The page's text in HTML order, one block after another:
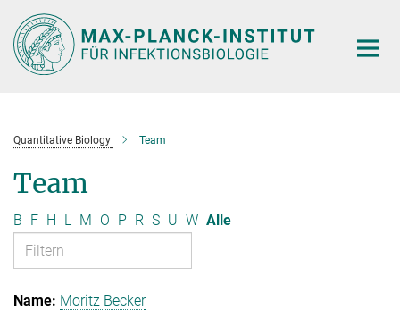
Hauptinhalt
Quantitative Biology Team
Team
B F H L M O P R S U W Alle
Moritz Becker